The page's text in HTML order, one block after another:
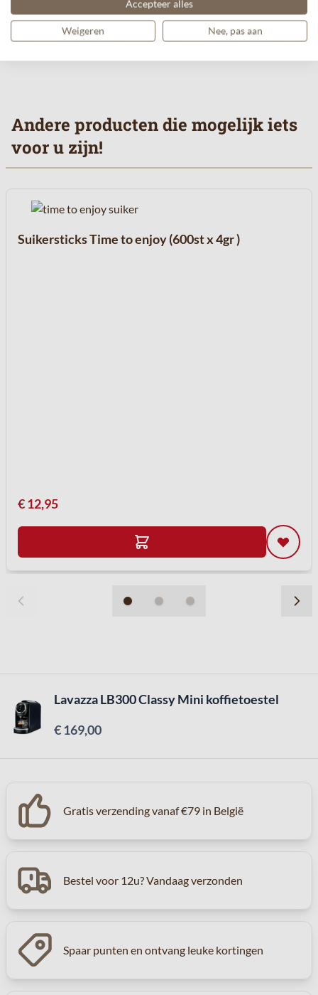
Andere producten die mogelijk iets
voor u zijn!
Suikersticks Time to enjoy (600st x 4gr )
€ 12,95
Lavazza LB300 Classy Mini koffietoestel
€ 169,00
Gratis verzending vanaf €79 in België
Bestel voor 12u? Vandaag verzonden
Spaar punten en ontvang leuke kortingen
Accepteer alles
Weigeren Nee, pas aan